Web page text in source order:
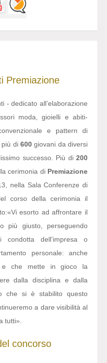
Premiazione
- dedicato all’elaborazione
moda, gioielli e abiti-
e pattern di
più di 600giovani da diversi
successo. Più di 200
cerimonia di Premiazione
nella Sala Conferenze di
corso della cerimonia il
«Vi esorto ad affrontare il
più giusto, perseguendo
dell’impresa o
personale: anche
e che mette in gioco la
dalla disciplina e dalla
che si è stabilito questo
a dare visibilità al
tutti».
concorso